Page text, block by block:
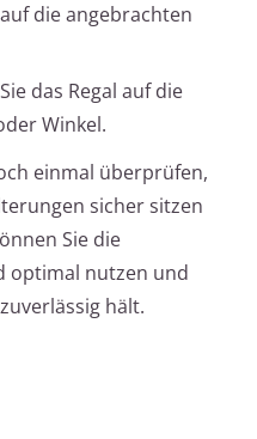
die angebrachten
das Regal auf die
Winkel.
einmal überprüfen,
sicher sitzen
Sie die
optimal nutzen und
hält.